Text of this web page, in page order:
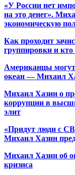
«У России нет
на это денег».
экономическую
Как проходит
группировки и кто
Американцы
океан — Михаил
Михаил Хазин о
коррупции в
элит
«Придут люди с
Михаил Хазин
Михаил Хазин об
кризиса